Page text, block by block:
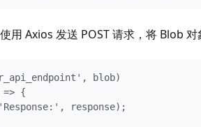
用 Axios 发送 POST 请求，将 Blob 对
blob)
=> {
response);